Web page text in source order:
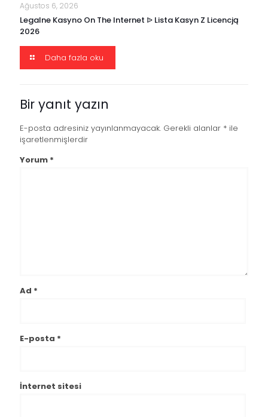
Ağustos 6, 2026
Legalne Kasyno On The Internet ᐉ Lista Kasyn Z Licencją
2026
Daha fazla oku
Bir yanıt yazın
E-posta adresiniz yayınlanmayacak. Gerekli alanlar * ile
işaretlenmişlerdir
Yorum *
Ad *
E-posta *
İnternet sitesi